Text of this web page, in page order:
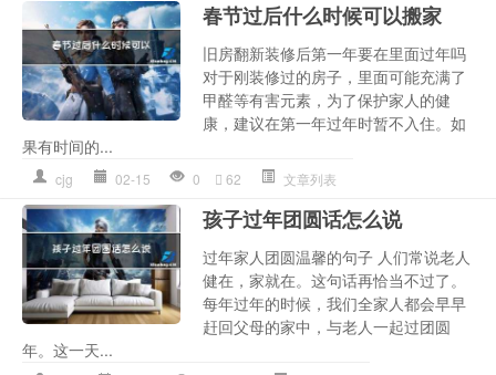
春节过后什么时候可以搬家
旧房翻新装修后第一年要在里面过年吗
对于刚装修过的房子，里面可能充满了
甲醛等有害元素，为了保护家人的健
康，建议在第一年过年时暂不入住。如
果有时间的...
cjg 02-15 0 62 文章列表
孩子过年团圆话怎么说
过年家人团圆温馨的句子 人们常说老人
健在，家就在。这句话再恰当不过了。
每年过年的时候，我们全家人都会早早
赶回父母的家中，与老人一起过团圆
年。这一天...